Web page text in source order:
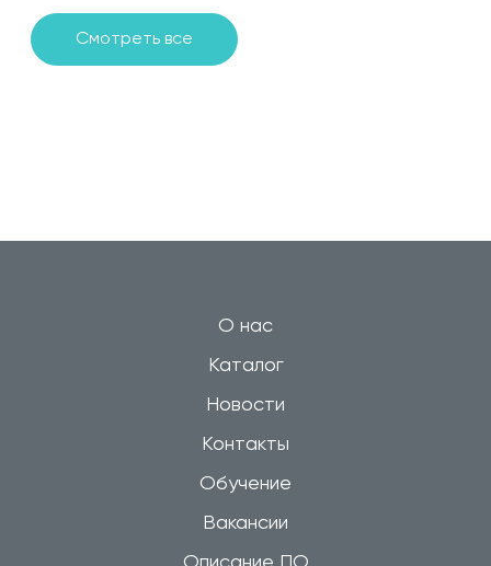
Смотреть все
О нас
Каталог
Новости
Контакты
Обучение
Вакансии